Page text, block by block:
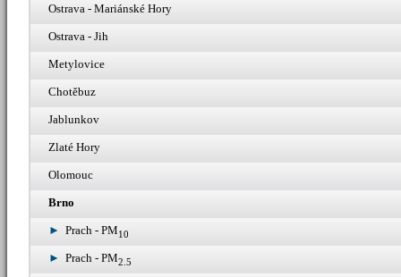
Ostrava - Mariánské Hory
Ostrava - Jih
Metylovice
Chotěbuz
Jablunkov
Zlaté Hory
Olomouc
Brno
Prach - PM10
Prach - PM2.5